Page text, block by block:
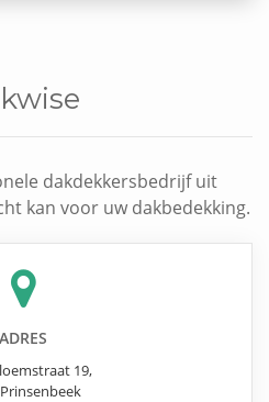
dakdekkersbedrijf uit
kan voor uw dakbedekking.
ADRES
19,
Prinsenbeek